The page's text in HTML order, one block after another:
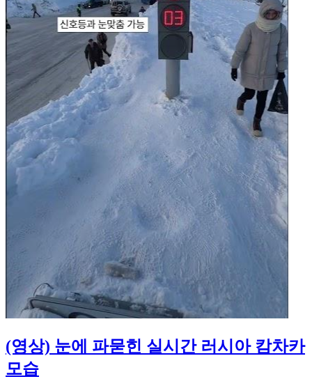
(영상) 눈에 파묻힌 실시간 러시아 캄차카
모습